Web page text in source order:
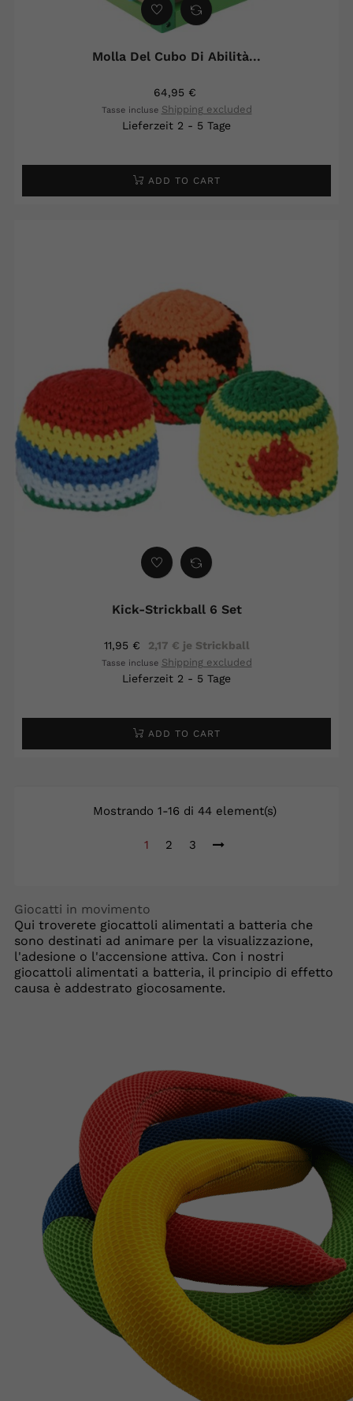
Molla Del Cubo Di Abilità...
64,95 €
Tasse incluse Shipping excluded
Lieferzeit 2 - 5 Tage
ADD TO CART
Kick-Strickball 6 Set
11,95 € 2,17 € je Strickball
Tasse incluse Shipping excluded
Lieferzeit 2 - 5 Tage
ADD TO CART
Mostrando 1-16 di 44 element(s)
1 2 3
Giocatti in movimento
Qui troverete giocattoli alimentati a batteria che
sono destinati ad animare per la visualizzazione,
l'adesione o l'accensione attiva. Con i nostri
giocattoli alimentati a batteria, il principio di effetto
causa è addestrato giocosamente.